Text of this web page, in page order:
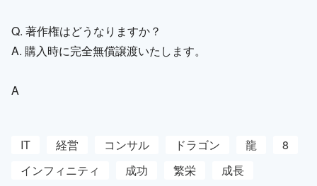
Q. 著作権はどうなりますか？
A. 購入時に完全無償譲渡いたします。
A
IT 経営 コンサル ドラゴン 龍
8
インフィニティ
成功 繁栄
成長